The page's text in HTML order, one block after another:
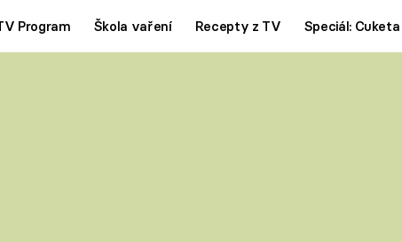
Program Škola vaření Recepty z TV Speciál: Cuketa